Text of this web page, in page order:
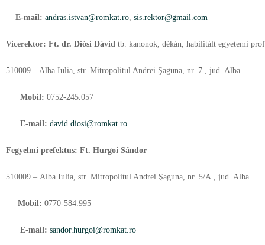
E-mail: andras.istvan@romkat.ro sis.rektor@gmail.com
Vicerektor: Ft. dr. Diósi Dávid tb. kanonok, dékán, habilitált egyetemi
510009 – Alba Iulia, str. Mitropolitul Andrei Şaguna, nr. 7., jud. Alba
Mobil: 0752-245.057
E-mail: david.diosi@romkat.ro
Fegyelmi prefektus: Ft. Hurgoi Sándor
510009 – Alba Iulia, str. Mitropolitul Andrei Şaguna, nr. 5/A., jud. Alba
Mobil: 0770-584.995
E-mail: sandor.hurgoi@romkat.ro